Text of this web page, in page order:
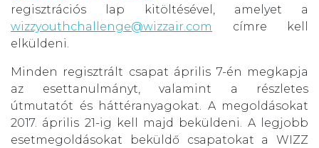
regisztrációs lap kitöltésével, amelyet a
wizzyouthchallenge@wizzair.com
címre kell
elküldeni.
Minden regisztrált csapat április 7-én megkapja
az esettanulmányt, valamint a részletes
útmutatót és háttéranyagokat. A megoldásokat
2017. április 21-ig kell majd beküldeni. A legjobb
esetmegoldásokat beküldő csapatokat a WIZZ